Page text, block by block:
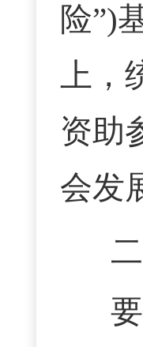
险”)
上，
资助
会发